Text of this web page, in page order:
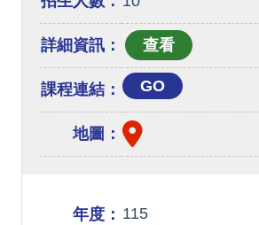
詳細資訊：
課程連結： GO
地圖：
年度： 115